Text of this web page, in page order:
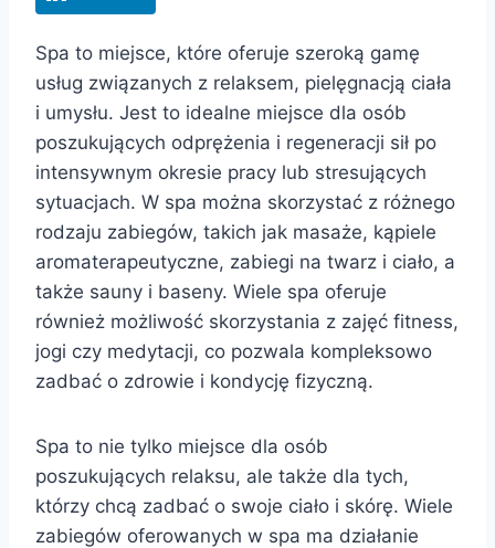
Spa to miejsce, które oferuje szeroką gamę
usług związanych z relaksem, pielęgnacją ciała
i umysłu. Jest to idealne miejsce dla osób
poszukujących odprężenia i regeneracji sił po
intensywnym okresie pracy lub stresujących
sytuacjach. W spa można skorzystać z różnego
rodzaju zabiegów, takich jak masaże, kąpiele
aromaterapeutyczne, zabiegi na twarz i ciało, a
także sauny i baseny. Wiele spa oferuje
również możliwość skorzystania z zajęć fitness,
jogi czy medytacji, co pozwala kompleksowo
zadbać o zdrowie i kondycję fizyczną.
Spa to nie tylko miejsce dla osób
poszukujących relaksu, ale także dla tych,
którzy chcą zadbać o swoje ciało i skórę. Wiele
zabiegów oferowanych w spa ma działanie